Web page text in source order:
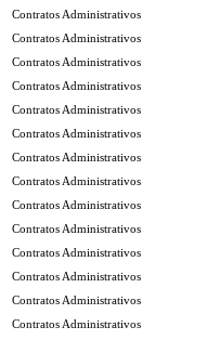
Contratos Administrativos
Contratos Administrativos
Contratos Administrativos
Contratos Administrativos
Contratos Administrativos
Contratos Administrativos
Contratos Administrativos
Contratos Administrativos
Contratos Administrativos
Contratos Administrativos
Contratos Administrativos
Contratos Administrativos
Contratos Administrativos
Contratos Administrativos